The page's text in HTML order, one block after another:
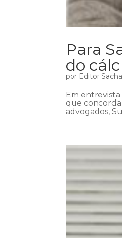
Para
do
por Editor
Em
que concorda
advogados,